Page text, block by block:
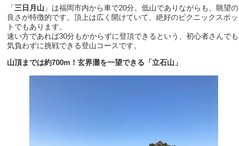
「三日月山 」は福岡市内から車で20分。低山でありながらも、眺望の
良さが特徴的です。頂上は広く開けていて、絶好のピクニックスポッ
トでもあります。
速い方であれば30分もかからずに登頂できるという、初心者さんでも
気負わずに挑戦できる登山コースです。
山頂までは約700m！玄界灘を一望できる「立石山」